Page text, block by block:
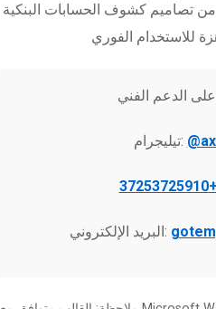
تصاميم كشوف الحسابات البنكية
تيليجرام:
+37253725910
البريد الإلكتروني: